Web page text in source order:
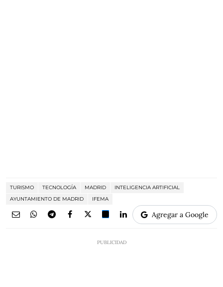
TURISMO TECNOLOGÍA MADRID
INTELIGENCIA ARTIFICIAL
AYUNTAMIENTO DE MADRID
IFEMA
Agregar a Google